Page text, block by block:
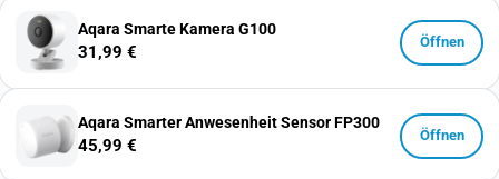
Aqara Smarte Kamera G100
31,99 €
Öffnen
Aqara Smarter Anwesenheit Sensor FP300
45,99 €
Öffnen